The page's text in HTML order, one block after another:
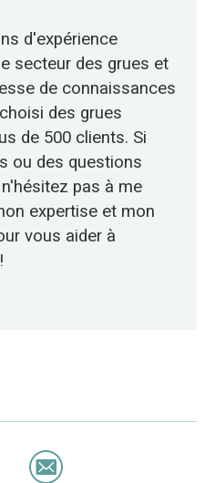
d'expérience
secteur des grues et
de connaissances
des grues
de 500 clients. Si
ou des questions
pas à me
expertise et mon
vous aider à